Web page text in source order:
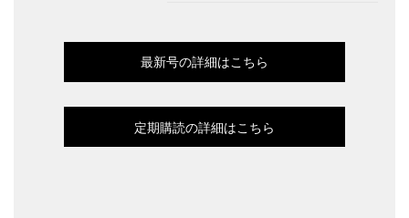
最新号の詳細はこちら
定期購読の詳細はこちら